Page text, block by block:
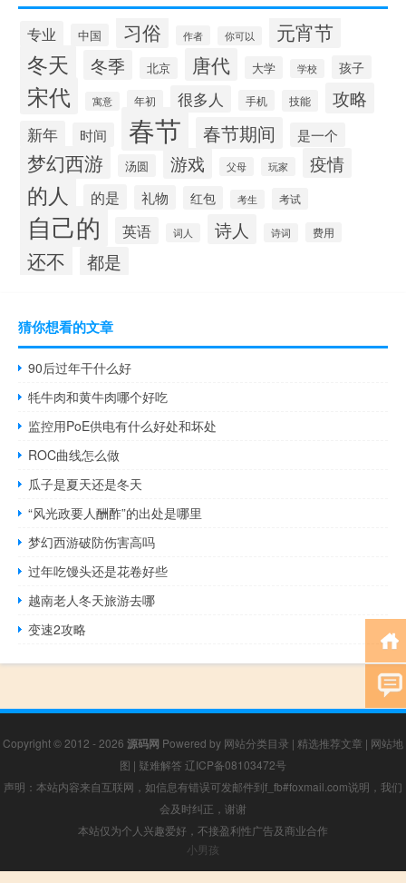
专业 中国 习俗 作者 你可以 元宵节
冬天 冬季 北京 唐代 大学 学校 孩子
宋代 寓意 年初 很多人 手机 技能 攻略
新年 时间 春节 春节期间 是一个
梦幻西游 汤圆 游戏 父母 玩家 疫情
的人 的是 礼物 红包 考生 考试
自己的 英语 词人 诗人 诗词 费用
还不 都是
猜你想看的文章
90后过年干什么好
牦牛肉和黄牛肉哪个好吃
监控用PoE供电有什么好处和坏处
ROC曲线怎么做
瓜子是夏天还是冬天
“风光政要人酬酢”的出处是哪里
梦幻西游破防伤害高吗
过年吃馒头还是花卷好些
越南老人冬天旅游去哪
变速2攻略
Copyright © 2012 - 2026 源码网 Powered by 网站分类目录 | 精选推荐文章 | 网站地
图 | 疑难解答 辽ICP备08103472号
声明：本站内容来自互联网，如信息有错误可发邮件到f_fb#foxmail.com说明，我们
会及时纠正，谢谢
本站仅为个人兴趣爱好，不接盈利性广告及商业合作
小男孩